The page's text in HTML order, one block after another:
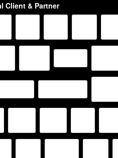
Client & Partner